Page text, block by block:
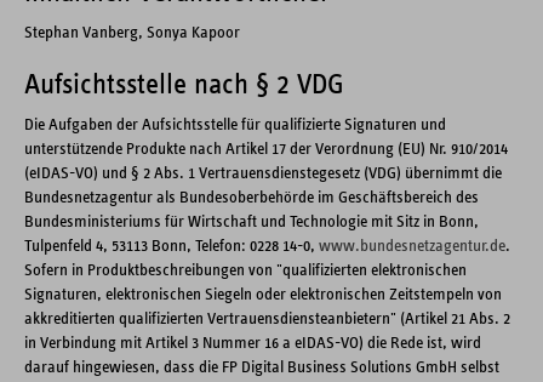
Stephan Vanberg, Sonya Kapoor
Aufsichtsstelle nach § 2 VDG
Die Aufgaben der Aufsichtsstelle für qualifizierte Signaturen und
unterstützende Produkte nach Artikel 17 der Verordnung (EU) Nr. 910/2014
(eIDAS-VO) und § 2 Abs. 1 Vertrauensdienstegesetz (VDG) übernimmt die
Bundesnetzagentur als Bundesoberbehörde im Geschäftsbereich des
Bundesministeriums für Wirtschaft und Technologie mit Sitz in Bonn,
Tulpenfeld 4, 53113 Bonn, Telefon: 0228 14-0, www.bundesnetzagentur.de.
Sofern in Produktbeschreibungen von "qualifizierten elektronischen
Signaturen, elektronischen Siegeln oder elektronischen Zeitstempeln von
akkreditierten qualifizierten Vertrauensdiensteanbietern" (Artikel 21 Abs. 2
in Verbindung mit Artikel 3 Nummer 16 a eIDAS-VO) die Rede ist, wird
darauf hingewiesen, dass die FP Digital Business Solutions GmbH selbst